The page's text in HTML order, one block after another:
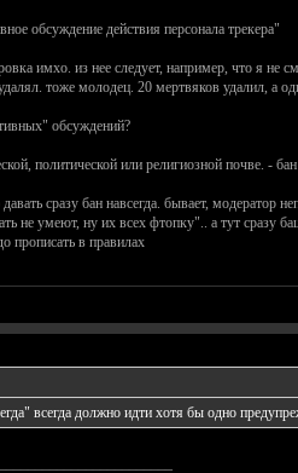
обсуждение действия персонала трекера"
имхо. из нее следует, например, что я
тоже молодец. 20 мертвяков удалил, а
обсуждений?
политической или религиозной почве. - бан
сразу бан навсегда. бывает,
не умеют, ну их всех фтопку".. а тут сразу
прописать в правилах
всегда должно идти хотя бы одно